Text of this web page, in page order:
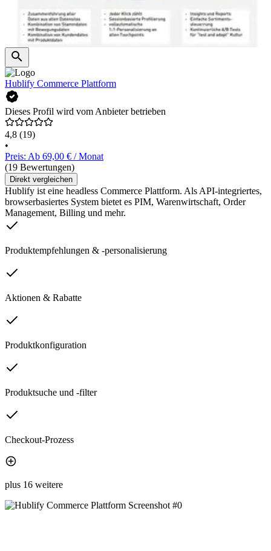
Hublify Commerce Plattform
Dieses Profil wird vom Anbieter betrieben
4,8 (19)
•
Preis: Ab 69,00 € / Monat
(19 Bewertungen)
Direkt vergleichen
Hublify ist eine headless Commerce Plattform. Als API-integriertes,
browserbasiertes System bietet es PIM, Warenwirtschaft, Order
Management, Billing und mehr.
Produktempfehlungen & -personalisierung
Aktionen & Rabatte
Produktkonfiguration
Produktsuche und -filter
Checkout-Prozess
plus 16 weitere